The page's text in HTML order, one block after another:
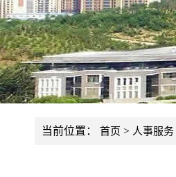
当前位置： 首页 > 人事服务